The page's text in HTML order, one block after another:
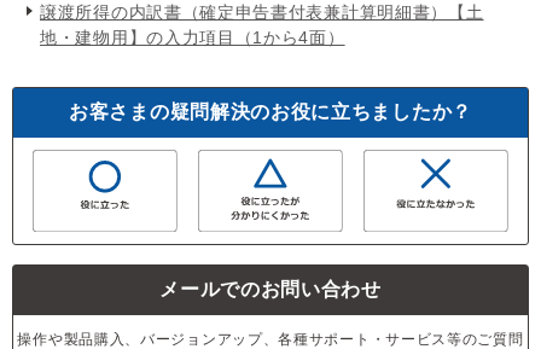
譲渡所得の内訳書（確定申告書付表兼計算明細書）【土
地・建物用】の入力項目（1から4面）
お客さまの疑問解決のお役に立ちましたか？
メールでのお問い合わせ
操作や製品購入、バージョンアップ、各種サポート・サービス等のご質問